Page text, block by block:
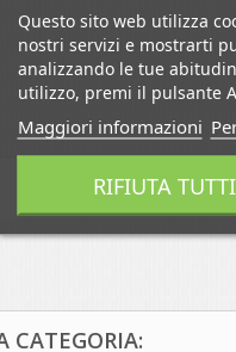
CATEGORIA:
Questo sito web utilizza
nostri servizi e mostrarti
analizzando le tue
utilizzo, premi il pulsante
Maggiori informazioni
RIFIUTA TUTTI